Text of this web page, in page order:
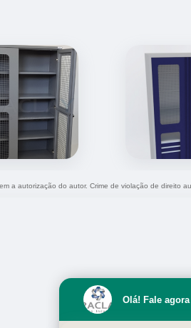
a autorização do autor. Crime de violação de direito
Olá! Fale